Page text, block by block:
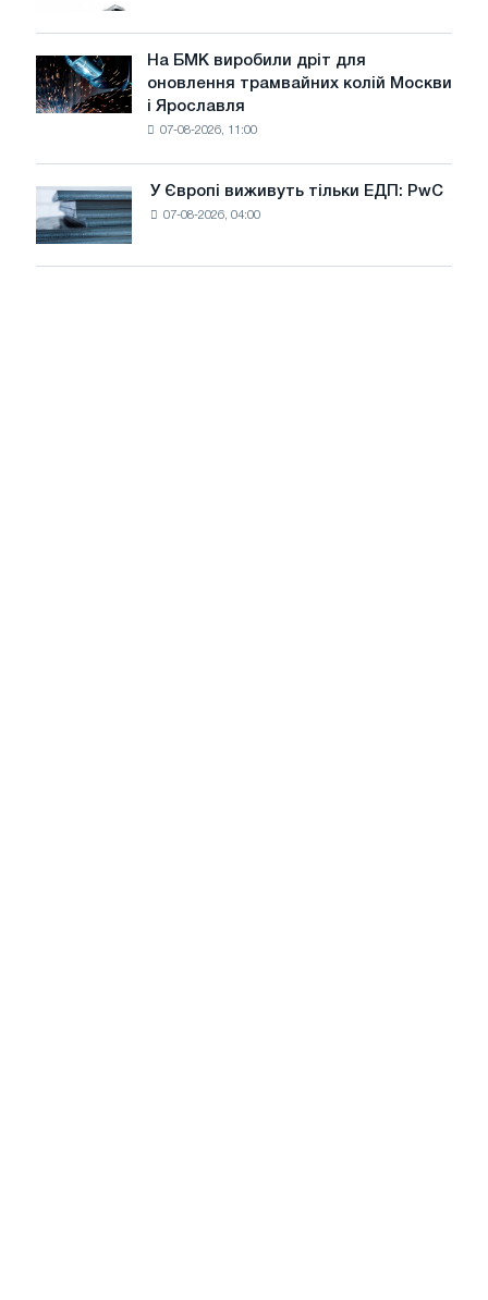
досягнення
цілей
декарбонізації
вантажівок
у
липні
На
БМК
виробили
трамвайних
колій
Москви
і
На БМК виробили дріт для
оновлення трамвайних колій Москви
і Ярославля
07-08-2026, 11:00
Європі
виживуть
тільки
У Європі виживуть тільки ЕДП: PwC
07-08-2026, 04:00